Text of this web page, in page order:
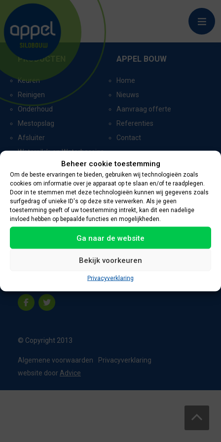
Beheer cookie toestemming
Om de beste ervaringen te bieden, gebruiken wij technologieën zoals
cookies om informatie over je apparaat op te slaan en/of te raadplegen.
Door in te stemmen met deze technologieën kunnen wij gegevens zoals
surfgedrag of unieke ID's op deze site verwerken. Als je geen
toestemming geeft of uw toestemming intrekt, kan dit een nadelige
invloed hebben op bepaalde functies en mogelijkheden.
Ga naar de website
Bekijk voorkeuren
Privacyverklaring
OUDENBOSCH
PRODUCTEN
Keuren
Reinigen
Onderhoud
Mestopslag
Afsluiter
Watersilo’s en Waterbassins
APPEL BOUW
Home
Nieuws
Aanvraag offerte
Referenties
Contact
CERTIFICERING CONTACTGEGEVENS
Oevers 11
8331 VC Steenwijk
Nederland
info@appelbouw.nl
© Copyright 2013
Algemene voorwaarden
Privacyverklaring
website door Advice